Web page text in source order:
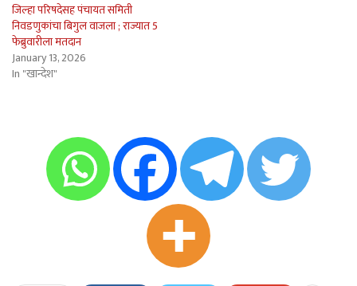
जिल्हा परिषदेसह पंचायत समिती
निवडणुकांचा बिगुल वाजला ; राज्यात 5
फेब्रुवारीला मतदान
January 13, 2026
In "खान्देश"